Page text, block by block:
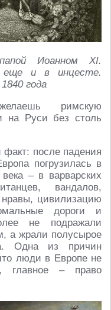
Иоанном XI.
еще и в инцесте.
года
римскую
на Руси без столь
после падения
погрузилась в
– в варварских
вандалов,
нравы, цивилизацию
дороги и
не подражали
а жрали полусырое
Одна из причин
люди в Европе не
– право